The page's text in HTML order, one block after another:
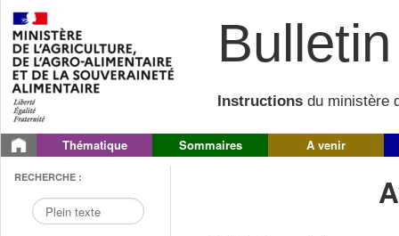
Instructions du ministère
Thématique Sommaires A venir
RECHERCHE :